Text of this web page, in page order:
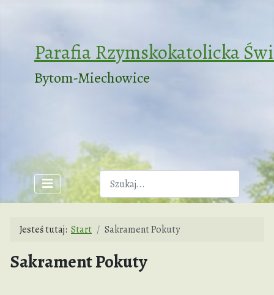
Parafia Rzymskokatolicka
Bytom-Miechowice
Szukaj
Jesteś tutaj: Start Sakrament Pokuty
Sakrament Pokuty